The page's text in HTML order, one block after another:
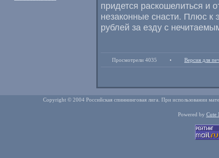
придется раскошелиться и
незаконные снасти. Плюс к
рублей за езду с
Просмотрели 4035 • Версия для
Copyright © 2004 Российская спиннинговая лига. При использовании
Powered by Cute